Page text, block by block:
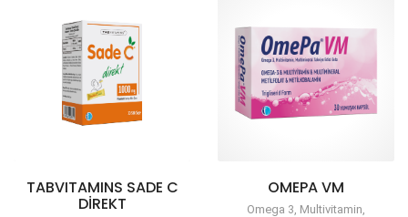
TABVITAMINS SADE C
DIREKT
OMEPA VM
Omega 3, Multivitamin,